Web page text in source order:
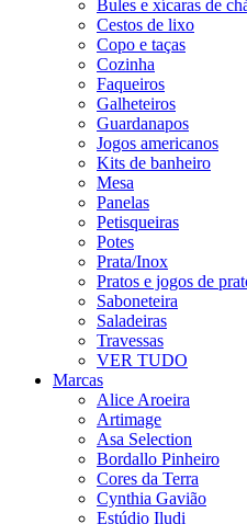
Bules e xícaras de
Cestos de lixo
Copo e taças
Cozinha
Faqueiros
Galheteiros
Guardanapos
Jogos americanos
Kits de banheiro
Mesa
Panelas
Petisqueiras
Potes
Prata/Inox
Pratos e jogos de
Saboneteira
Saladeiras
Travessas
VER TUDO
Marcas
Alice Aroeira
Artimage
Asa Selection
Bordallo Pinheiro
Cores da Terra
Cynthia Gavião
Estúdio Iludi